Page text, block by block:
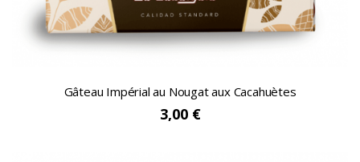
Gâteau Impérial au Nougat aux Cacahuètes
3,00 €